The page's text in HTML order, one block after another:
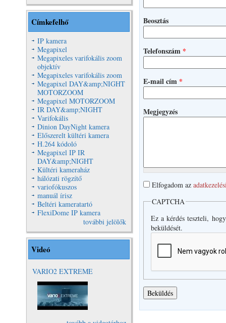
Címkefelhő
IP kamera
Megapixel
Megapixeles varifokális zoom
objektív
Megapixeles varifokális zoom
Megapixel DAY&amp;NIGHT
MOTORZOOM
Megapixel MOTORZOOM
IR DAY&amp;NIGHT
Varifokális
Dinion DayNight kamera
Előszerelt kültéri kamera
H.264 kódoló
Megapixel IP IR
DAY&amp;NIGHT
Kültéri kameraház
hálózati rögzítő
variofókuszos
manuál írisz
Beltéri kameratartó
FlexiDome IP kamera
további jelölők
Videó
VARIO2 EXTREME
VARIO2
Extreme Video
Beosztás
Telefonszám *
E-mail cím *
Megjegyzés
Elfogadom az
CAPTCHA
Ez a kérdés teszteli,
beküldését.